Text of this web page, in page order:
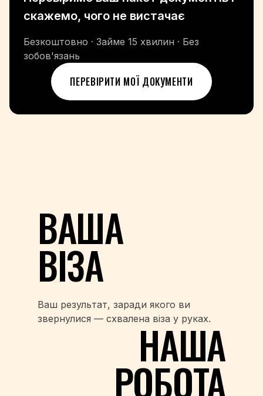
скажемо, чого не вистачає
Безкоштовно · Займе 15 хвилин · Без
зобов'язань
ПЕРЕВІРИТИ МОЇ ДОКУМЕНТИ
ВАША
ВІЗА
Ваш результат, заради якого ви
звернулися — схвалена віза у руках.
НАША
РОБОТА